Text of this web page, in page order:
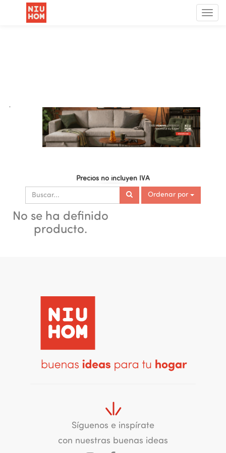
Menú
de
.
Precios no incluyen IVA
Ordenar por
No se ha definido
producto.
Síguenos e inspírate
con nuestras buenas ideas